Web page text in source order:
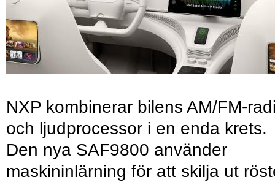
NXP kombinerar bilens AM/FM-
och ljudprocessor i en enda krets.
Den nya SAF9800 använder
maskininlärning för att skilja ut